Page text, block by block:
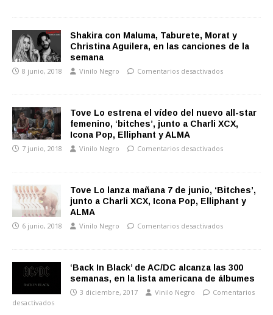
Shakira con Maluma, Taburete, Morat y
Christina Aguilera, en las canciones de la
semana
8 junio, 2018 Vinilo Negro Comentarios desactivados
Tove Lo estrena el vídeo del nuevo all-star
femenino, ‘bitches’, junto a Charli XCX,
Icona Pop, Elliphant y ALMA
7 junio, 2018 Vinilo Negro Comentarios desactivados
Tove Lo lanza mañana 7 de junio, ‘Bitches’,
junto a Charli XCX, Icona Pop, Elliphant y
ALMA
6 junio, 2018 Vinilo Negro Comentarios desactivados
‘Back In Black’ de AC/DC alcanza las 300
semanas, en la lista americana de álbumes
3 diciembre, 2017 Vinilo Negro
Comentarios
desactivados